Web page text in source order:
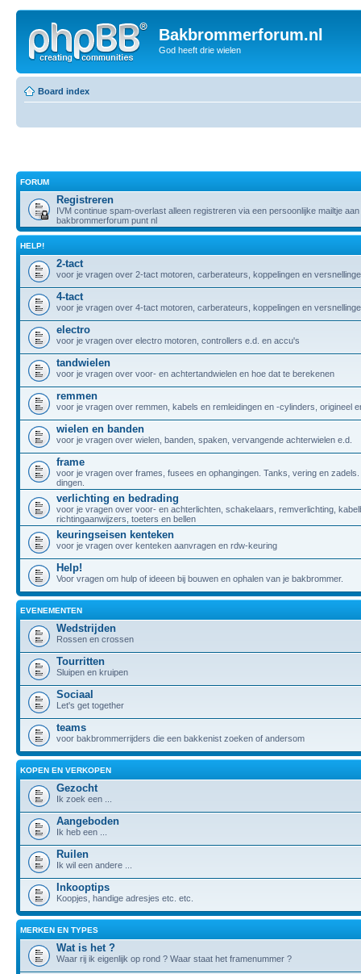
Bakbrommerforum.nl
God heeft drie wielen
Board index
FORUM
Registreren
IVM continue spam-overlast alleen registreren via een persoonlijke mailtje
bakbrommerforum punt nl
HELP!
2-tact
voor je vragen over 2-tact motoren, carberateurs, koppelingen en
4-tact
voor je vragen over 4-tact motoren, carberateurs, koppelingen en
electro
voor je vragen over electro motoren, controllers e.d. en accu's
tandwielen
voor je vragen over voor- en achtertandwielen en hoe dat te berekenen
remmen
voor je vragen over remmen, kabels en remleidingen en -cylinders, origineel
wielen en banden
voor je vragen over wielen, banden, spaken, vervangende achterwielen e.d.
frame
voor je vragen over frames, fusees en ophangingen. Tanks, vering en zadels.
dingen.
verlichting en bedrading
voor je vragen over voor- en achterlichten, schakelaars, remverlichting,
richtingaanwijzers, toeters en bellen
keuringseisen kenteken
voor je vragen over kenteken aanvragen en rdw-keuring
Help!
Voor vragen om hulp of ideeen bij bouwen en ophalen van je bakbrommer.
EVENEMENTEN
Wedstrijden
Rossen en crossen
Tourritten
Sluipen en kruipen
Sociaal
Let's get together
teams
voor bakbrommerrijders die een bakkenist zoeken of andersom
KOPEN EN VERKOPEN
Gezocht
Ik zoek een ...
Aangeboden
Ik heb een ...
Ruilen
Ik wil een andere ...
Inkooptips
Koopjes, handige adresjes etc. etc.
MERKEN EN TYPES
Wat is het ?
Waar rij ik eigenlijk op rond ? Waar staat het framenummer ?